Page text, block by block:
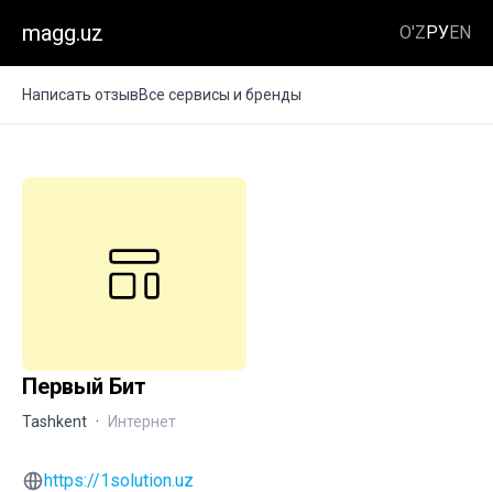
magg.uz O'ZРУEN
Написать отзывВсе сервисы и бренды
Первый Бит
Tashkent · Интернет
https://1solution.uz